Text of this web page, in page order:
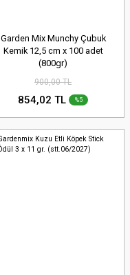
Garden Mix Munchy Çubuk
Kemik 12,5 cm x 100 adet
(800gr)
900,00 TL
854,02 TL %5